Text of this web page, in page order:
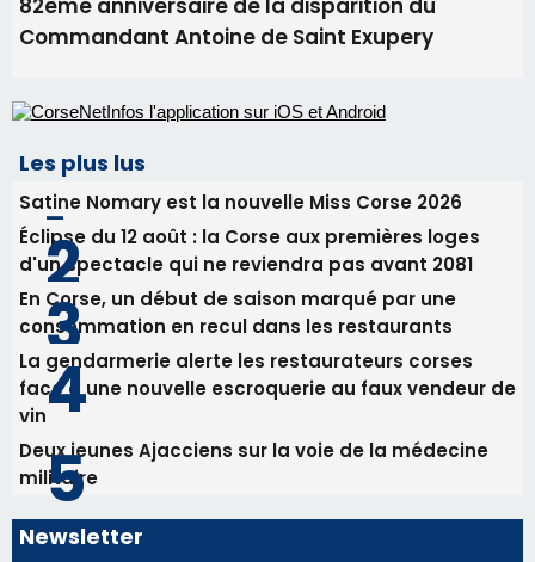
Éclipse du 12 août : la Corse aux premières loges
d'un spectacle qui ne reviendra pas avant 2081
consommation en recul dans les restaurants
face à une nouvelle escroquerie au faux vendeur de
vin
Deux jeunes Ajacciens sur la voie de la médecine
militaire
Newsletter
Inscrivez-vous à la newsletter de CNI et recevez par
nos meilleurs articles